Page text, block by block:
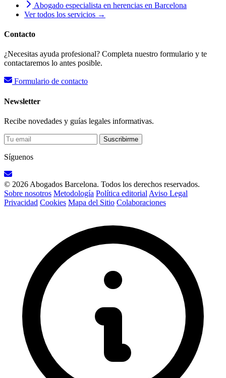
Abogado especialista en herencias en Barcelona
Ver todos los servicios →
Contacto
¿Necesitas ayuda profesional? Completa nuestro formulario y te
contactaremos lo antes posible.
Formulario de contacto
Newsletter
Recibe novedades y guías legales informativas.
Suscribirme
Síguenos
© 2026 Abogados Barcelona. Todos los derechos reservados.
Sobre nosotros Metodología Política editorial Aviso Legal
Privacidad Cookies Mapa del Sitio Colaboraciones